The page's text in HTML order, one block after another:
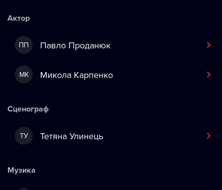
Актор
ПП Павло Проданюк
МК Микола Карпенко
Сценограф
ТУ Тетяна Улинець
Музика